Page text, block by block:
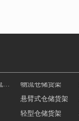
悬臂式仓储货架
轻型仓储货架
广州重型货架